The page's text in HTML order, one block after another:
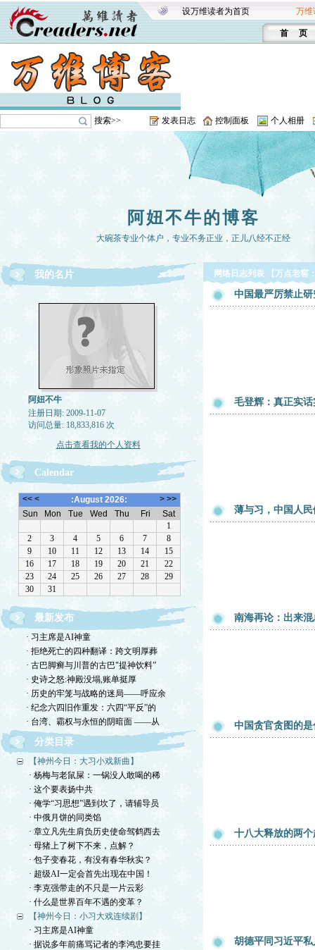
设万维读者为首页 万维
首 页
搜索>> 发表日志 控制面板 个人相册
阿妞不牛的博客
大碗茶专业个体户，专业不务正业，正儿八经不正经
我的名片
阿妞不牛
注册日期: 2009-11-07
访问总量: 18,833,816 次
点击查看我的个人资料
Calendar
最新发布
· 习主席是AI神童
· 拒绝死亡的四种翻译：跨文明厚葬
· 古巴脚癣与川普的古巴"提神饮料”
· 史诗之怒:神殿没塌,账单挺厚
· 历史的牢笼与战略的迷局——呼应余
· 纪念六四旧作重发：六四“平反”的
· 台湾、霸权与永恒的阴暗面 ——从
分类目录
【神州今日：大习小戏新曲】
· 杨梅与老鼠屎：一锅没人敢喝的稀
· 这个要表扬中共
· 俺学“习思想”遇到坎了，请辅导员
· 中俄月饼的同类馅
· 章立凡先生肩负历史使命驾鹤西去
· 母猪上了树下不来，点解？
· 包子变春花，有没有春华秋实？
· 超级AI一定会首先出现在中国！
· 李克强带走的不只是一片云彩
· 什么是世界百年不遇的变革？
【神州今日：小习大戏连续剧】
· 习主席是AI神童
· 据说多年前痛骂记者的李鸿忠要挂
网络日志列表 【万点老窖
中国最严厉禁止研
毛登辉：真正实
薄与习，中国人
南海再论：出来
中国贪官贪图的
十八大释放的两
胡德平同习近平